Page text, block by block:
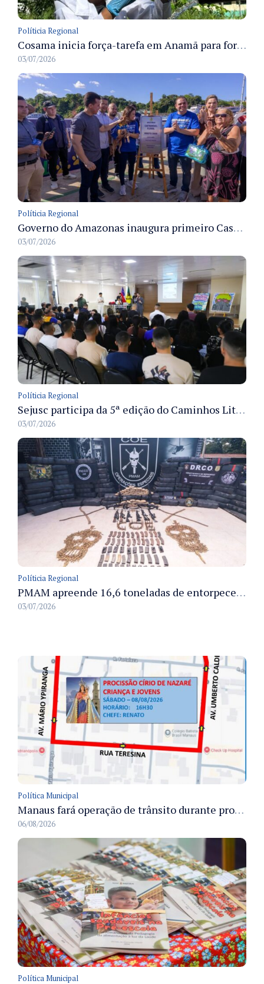
Políticia Regional
Cosama inicia força-tarefa em Anamã para fortalecer abastecimento de água e segurança hídrica da população
03/07/2026
Políticia Regional
Governo do Amazonas inaugura primeiro Castramóvel Fluvial para atendimento veterinário às comunidades ribeirinhas e castração gratuita
03/07/2026
Políticia Regional
Sejusc participa da 5ª edição do Caminhos Literários com foco na cultura hip-hop nas unidades socioeducativas
03/07/2026
Políticia Regional
PMAM apreende 16,6 toneladas de entorpecentes e registra aumento nas prisões em flagrante e nas capturas de foragidos no primeiro semestre de 2026
03/07/2026
Política Municipal
Manaus fará operação de trânsito durante procissão do Círio das Crianças e Jovens para preservar a fluidez viária
06/08/2026
Política Municipal